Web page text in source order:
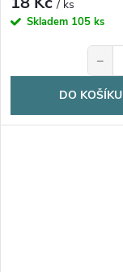
/ ks
Skladem 105 ks
−
DO KOŠÍKU